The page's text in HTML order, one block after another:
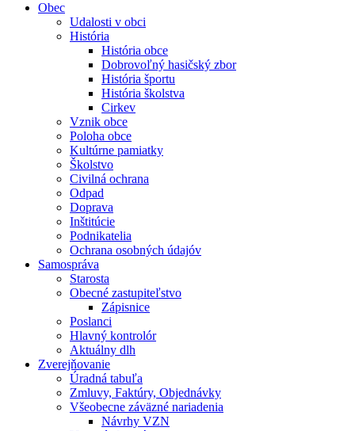
Obec
Udalosti v obci
História
História obce
Dobrovoľný hasičský zbor
História športu
História školstva
Cirkev
Vznik obce
Poloha obce
Kultúrne pamiatky
Školstvo
Civilná ochrana
Odpad
Doprava
Inštitúcie
Podnikatelia
Ochrana osobných údajóv
Samospráva
Starosta
Obecné zastupiteľstvo
Zápisnice
Poslanci
Hlavný kontrolór
Aktuálny dlh
Zverejňovanie
Úradná tabuľa
Zmluvy, Faktúry, Objednávky
Všeobecne záväzné nariadenia
Návrhy VZN